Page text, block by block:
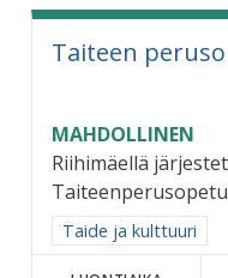
Taiteen
MAHDOLLINEN
Riihimäellä
Rajaa tulokset
Taide ja kulttuuri